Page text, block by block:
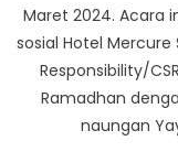
Maret 2024. Acara
sosial Hotel
Responsibility/
Ramadhan
naungan